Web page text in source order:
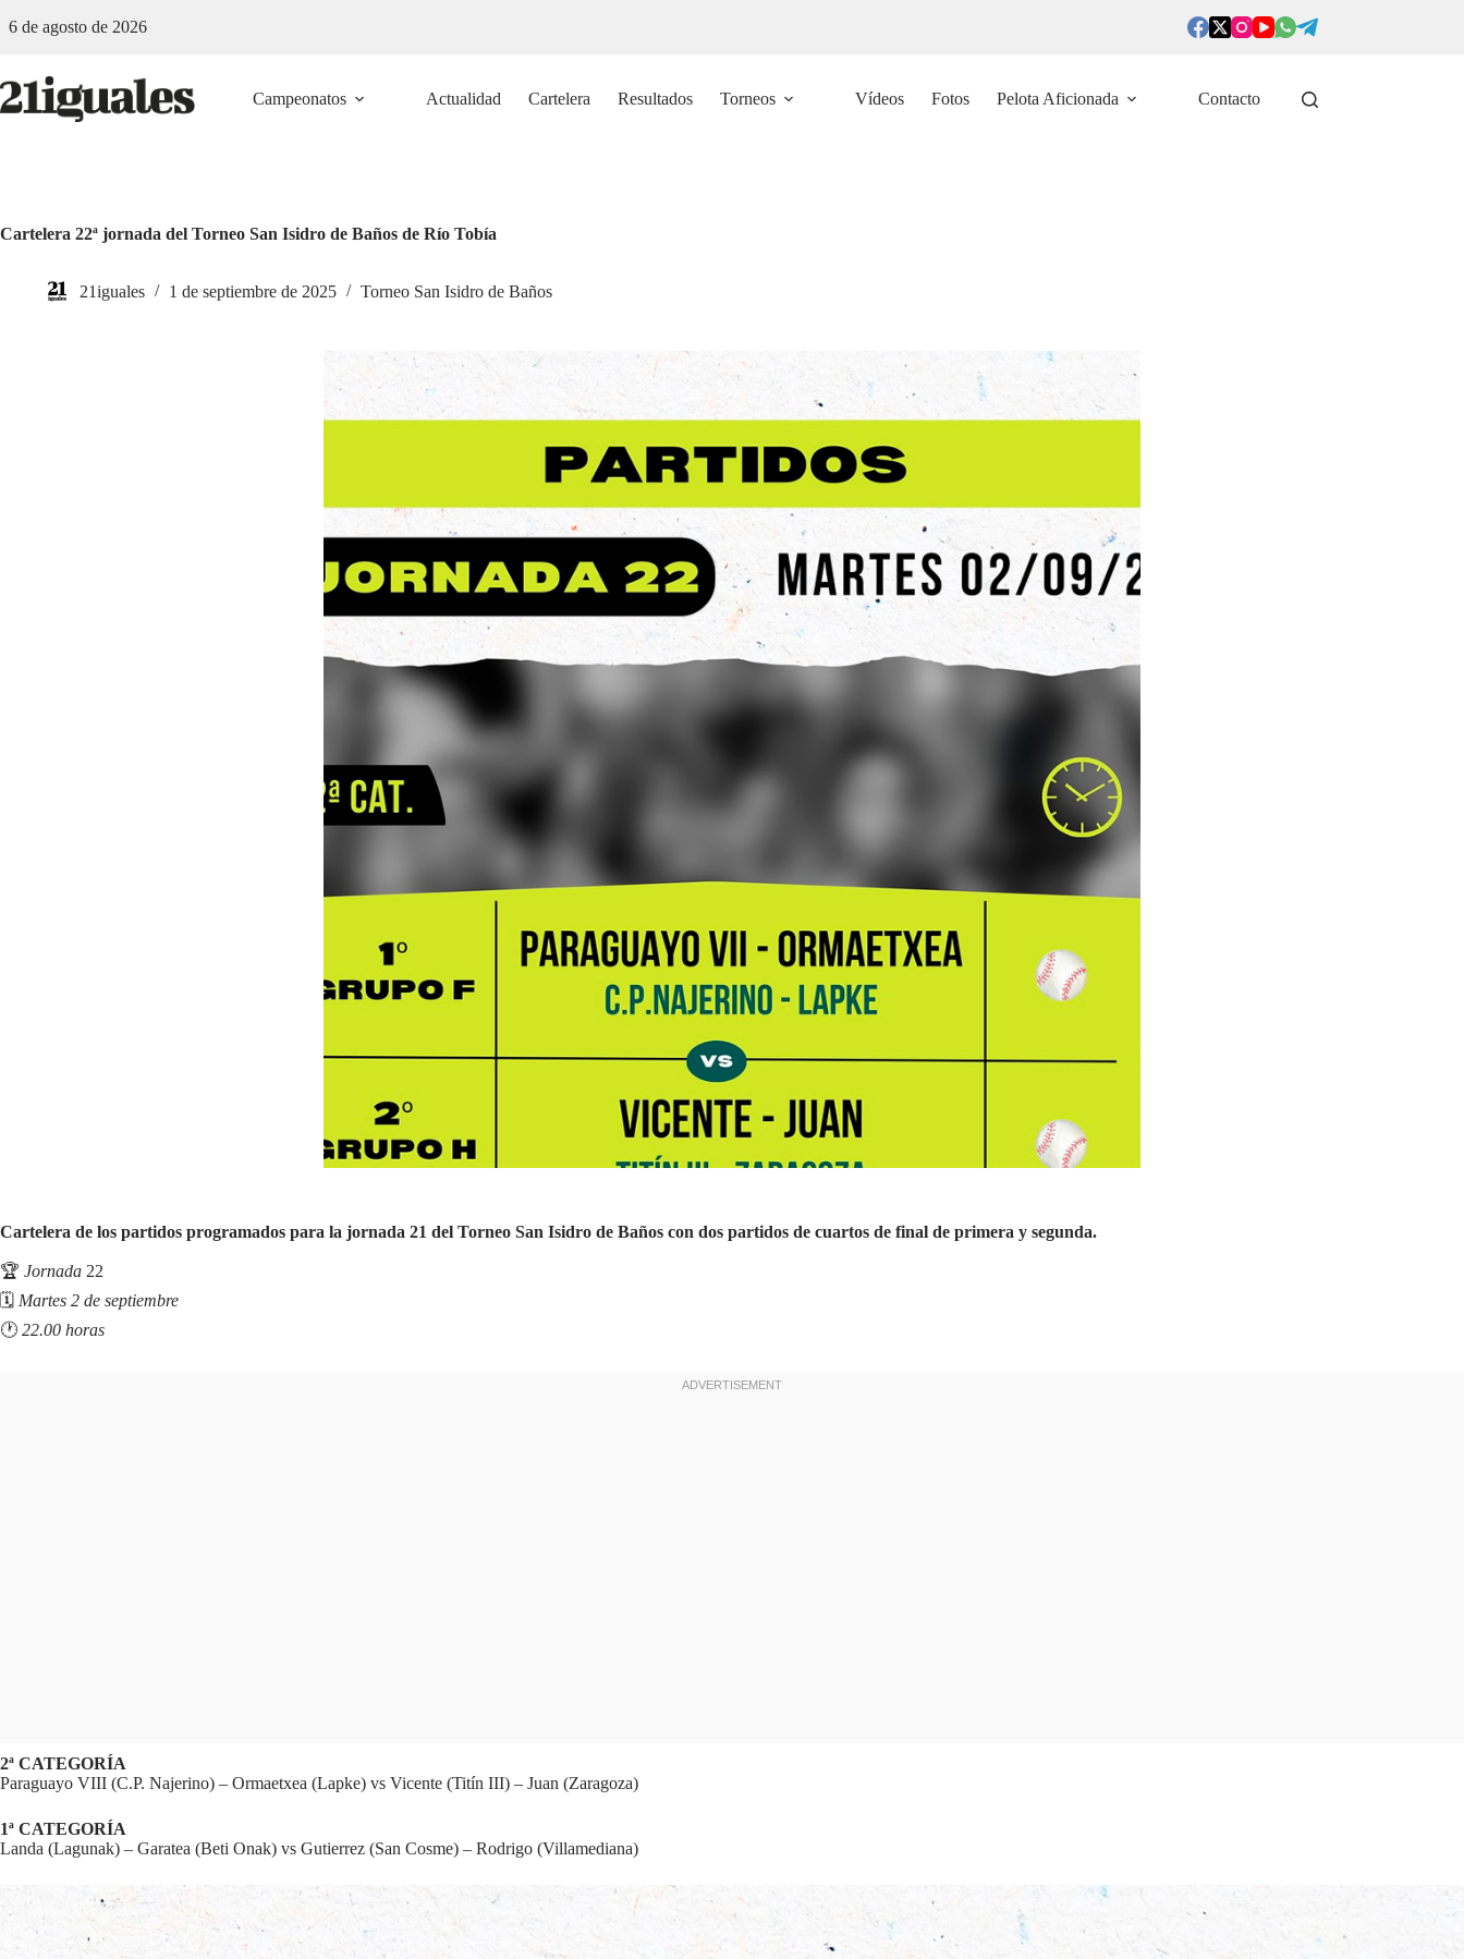
al6 de agosto de 2026
Campeonatos Actualidad Cartelera Resultados Torneos Vídeos Fotos Pelota Aficionada Contacto
Cartelera 22ª jornada del Torneo San Isidro de Baños de Río Tobía
21iguales 1 de septiembre de 2025 Torneo San Isidro de Baños
Cartelera de los partidos programados para la jornada 21 del Torneo San Isidro de Baños con dos partidos de cuartos de final de primera y segunda.
🏆 Jornada 22
🗓 Martes 2 de septiembre
🕐 22.00 horas
2ª CATEGORÍA
Paraguayo VIII (C.P. Najerino) – Ormaetxea (Lapke) vs Vicente (Titín III) – Juan (Zaragoza)
1ª CATEGORÍA
Landa (Lagunak) – Garatea (Beti Onak) vs Gutierrez (San Cosme) – Rodrigo (Villamediana)